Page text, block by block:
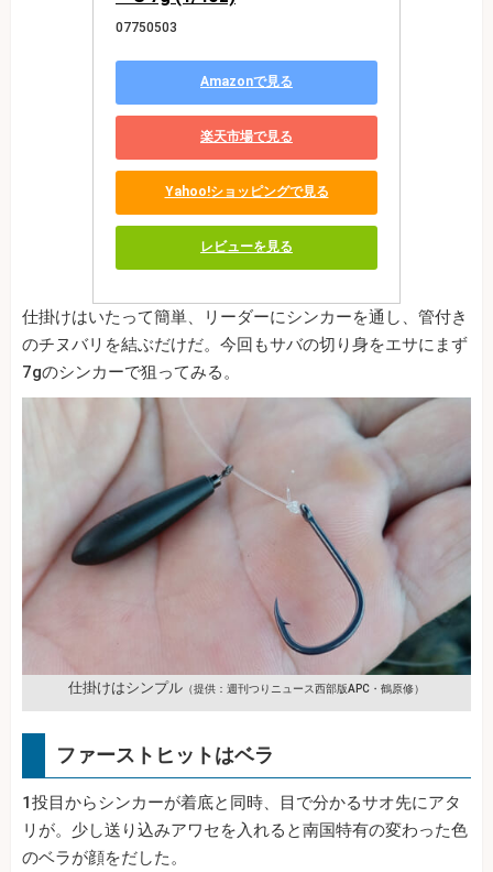
07750503
Amazonで見る
楽天市場で見る
Yahoo!ショッピングで見る
レビューを見る
仕掛けはいたって簡単、リーダーにシンカーを通し、管付き
のチヌバリを結ぶだけだ。今回もサバの切り身をエサにまず
7gのシンカーで狙ってみる。
仕掛けはシンプル （提供：週刊つりニュース西部版APC・鶴原修）
ファーストヒットはベラ
1投目からシンカーが着底と同時、目で分かるサオ先にアタ
リが。少し送り込みアワセを入れると南国特有の変わった色
のベラが顔をだした。